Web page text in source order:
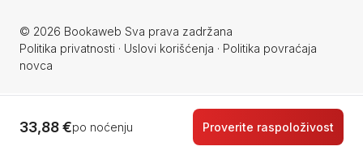
33,88 €po noćenju Proverite raspoloživost
© 2026 Bookaweb Sva prava zadržana
Politika privatnosti · Uslovi korišćenja · Politika povraćaja
novca